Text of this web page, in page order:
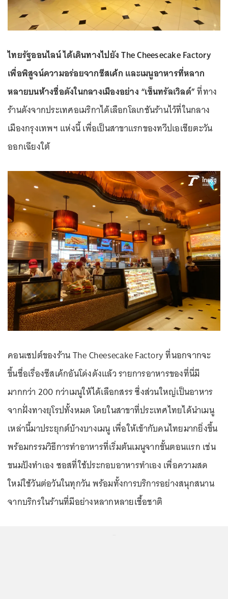
ไทยรัฐออนไลน์ ได้เดินทางไปยัง The Cheesecake Factory
เพื่อพิสูจน์ความอร่อยจากชีสเค้ก และเมนูอาหารที่หลาก
หลายบนห้างชื่อดังในกลางเมืองอย่าง “เซ็นทรัลเวิลด์”ที่ทาง
ร้านดังจากประเทศอเมริกาได้เลือกโลเกชันร้านไว้ที่ในกลาง
เมืองกรุงเทพฯ แห่งนี้ เพื่อเป็นสาขาแรกของทวีปเอเชียตะวัน
ออกเฉียงใต้
คอนเซปต์ของร้าน The Cheesecake Factory ที่นอกจากจะ
ขึ้นชื่อเรื่องชีสเค้กอันโด่งดังแล้ว รายการอาหารของที่นี่มี
มากกว่า 200 กว่าเมนูให้ได้เลือกสรร ซึ่งส่วนใหญ่เป็นอาหาร
จากฝั่งทางยุโรปทั้งหมด โดยในสาขาที่ประเทศไทยได้นำเมนู
เหล่านี้มาประยุกต์บ้างบางเมนู เพื่อให้เข้ากับคนไทยมากยิ่งขึ้น
พร้อมกรรมวิธีการทำอาหารที่เริ่มต้นเมนูจากขั้นตอนแรก เช่น
ขนมปังทำเอง ซอสที่ใช้ประกอบอาหารทำเอง เพื่อความสด
ใหม่ใช้วันต่อวันในทุกวัน พร้อมทั้งการบริการอย่างสนุกสนาน
จากบริกรในร้านที่มีอย่างหลากหลายเชื้อชาติ